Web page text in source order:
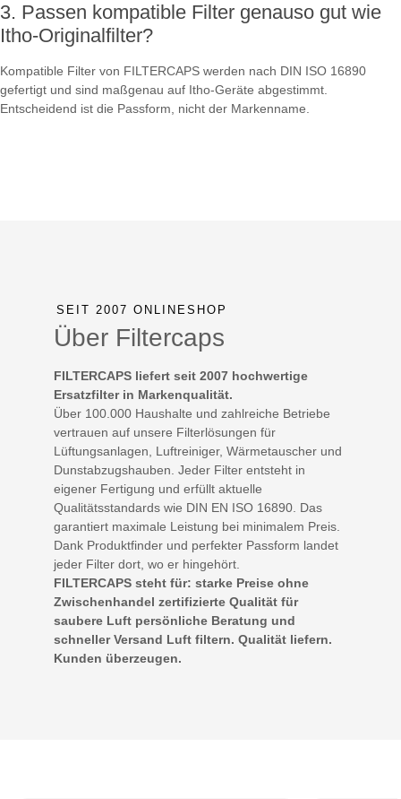
Passen kompatible Filter genauso gut wie
Itho-Originalfilter?
Kompatible Filter von FILTERCAPS werden nach DIN ISO 16890
gefertigt und sind maßgenau auf Itho-Geräte abgestimmt.
Entscheidend ist die Passform, nicht der Markenname.
SEIT 2007 ONLINESHOP
Über Filtercaps
FILTERCAPS liefert seit 2007 hochwertige
Ersatzfilter in Markenqualität.
Über 100.000 Haushalte und zahlreiche Betriebe
vertrauen auf unsere Filterlösungen für
Lüftungsanlagen, Luftreiniger, Wärmetauscher und
Dunstabzugshauben. Jeder Filter entsteht in
eigener Fertigung und erfüllt aktuelle
Qualitätsstandards wie DIN EN ISO 16890. Das
garantiert maximale Leistung bei minimalem Preis.
Dank Produktfinder und perfekter Passform landet
jeder Filter dort, wo er hingehört.
FILTERCAPS steht für: starke Preise ohne
Zwischenhandel zertifizierte Qualität für
saubere Luft persönliche Beratung und
schneller Versand Luft filtern. Qualität liefern.
Kunden überzeugen.